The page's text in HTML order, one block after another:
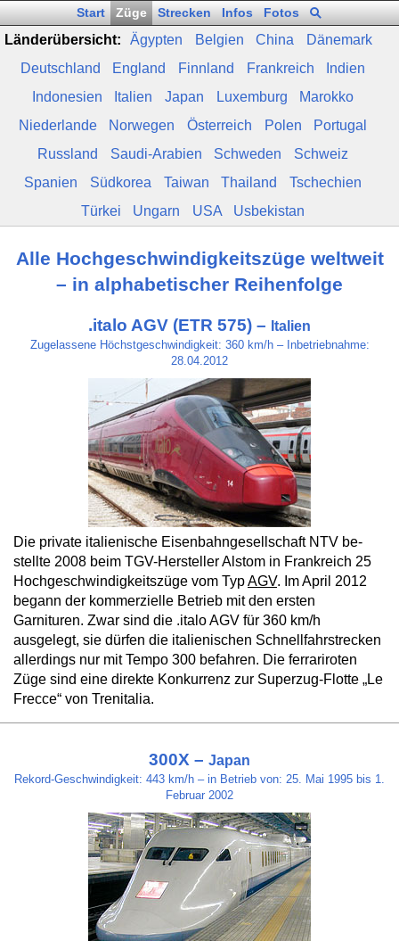
Start Züge Strecken Infos Fotos
Länderübersicht: Ägypten Belgien China
Dänemark
Deutschland
England Finnland Frankreich
Indien
Indonesien
Italien Japan Luxemburg
Marokko
Niederlande
Norwegen Österreich Polen
Portugal
Russland
Saudi-Arabien Schweden
Schweiz
Spanien
Südkorea Taiwan Thailand
Tschechien
Türkei
Ungarn USA Usbekistan
Alle Hochgeschwindigkeitszüge weltweit
– in alphabetischer Reihenfolge
.italo AGV (ETR 575) – Italien
Zugelassene Höchstgeschwindigkeit: 360 km/h – Inbetriebnahme:
28.04.2012
Die pri­va­te italienische Ei­sen­bahn­ge­sell­schaft NTV be­
stell­te 2008 beim TGV-Her­stel­ler Al­st­om in Frank­reich 25
Hoch­ge­schwin­dig­keits­zü­ge vom TypAGV. Im April 2012
begann der kommerzielle Betrieb mit den ersten
Garnituren. Zwar sind die .italo AGV für 360 km/h
ausgelegt, sie dürfen die italienischen Schnellfahrstrecken
allerdings nur mit Tempo 300 befahren. Die ferrariroten
Züge sind eine direkte Konkurrenz zur Superzug-Flotte „Le
Frecce“ von Trenitalia.
300X – Japan
Rekord-Geschwindigkeit: 443 km/h – in Betrieb von: 25. Mai 1995 bis 1.
Februar 2002